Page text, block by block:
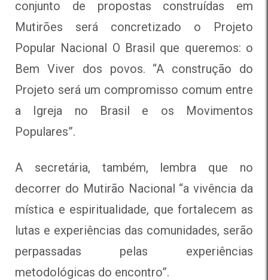
conjunto de propostas construídas em
Mutirões será concretizado o Projeto
Popular Nacional O Brasil que queremos: o
Bem Viver dos povos. “A construção do
Projeto será um compromisso comum entre
a Igreja no Brasil e os Movimentos
Populares”.
A secretária, também, lembra que no
decorrer do Mutirão Nacional “a vivência da
mística e espiritualidade, que fortalecem as
lutas e experiências das comunidades, serão
perpassadas pelas experiências
metodológicas do encontro”.